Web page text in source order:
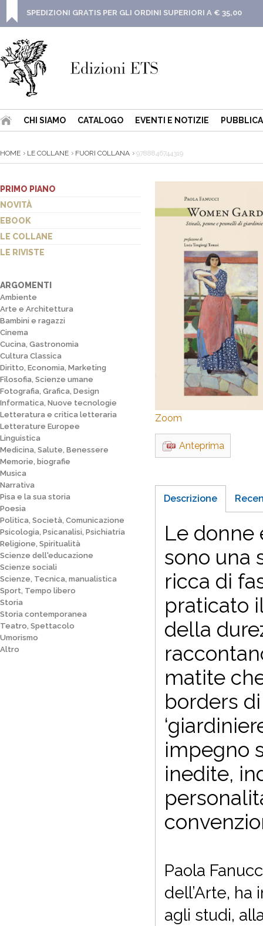
SPEDIZIONI GRATIS PER GLI ORDINI SUPERIORI A € 35,00
CHI SIAMO CATALOGO EVENTI E NOTIZIE
HOME LE COLLANE FUORI COLLANA 9788846744319
PRIMO PIANO
NOVITÀ
EBOOK
LE COLLANE
LE RIVISTE
ARGOMENTI
Ambiente
Arte e Architettura
Bambini e ragazzi
Cinema
Cucina, Gastronomia
Cultura Classica
Diritto, Economia, Marketing
Filosofia, Scienze umane
Fotografia, Grafica, Design
Informatica, Nuove tecnologie
Letteratura e critica letteraria
Letterature Europee
Linguistica
Medicina, Salute, Benessere
Memorie, biografie
Musica
Narrativa
Pisa e la sua storia
Poesia
Politica, Società, Comunicazione
Psicologia, Psicanalisi, Psichiatria
Religione, Spiritualità
Scienze dell'educazione
Scienze sociali
Scienze, Tecnica, manualistica
Sport, Tempo libero
Storia
Storia contemporanea
Teatro, Spettacolo
Umorismo
Altro
Zoom
Anteprima
Descrizione
Le donne
sono una
ricca di
praticato
della
matite
borders
impegno
inedite,
Paola
dell’Arte,
agli studi,